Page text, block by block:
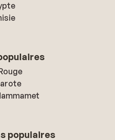
populaires